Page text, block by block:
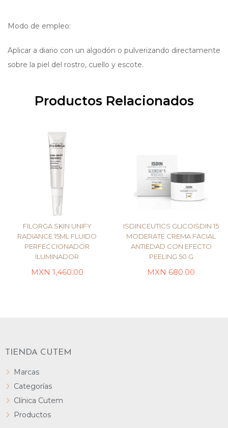
Modo de empleo:
Aplicar a diario con un algodón o pulverizando directamente
sobre la piel del rostro, cuello y escote.
Productos Relacionados
AÑADIR AL CARRITO
ISDINCEUTICS GLICOISDIN 15
MODERATE CREMA FACIAL
ANTIEDAD CON EFECTO
PEELING 50 G
680.00
LEER MÁS
FILORGA SKIN UNIFY
RADIANCE 15ML FLUIDO
PERFECCIONADOR
ILUMINADOR
1,460.00
TIENDA CUTEM
Marcas
Categorías
Clínica Cutem
Productos